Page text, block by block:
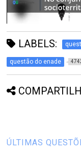
LABELS:
questão do enade
ÚLTIMAS